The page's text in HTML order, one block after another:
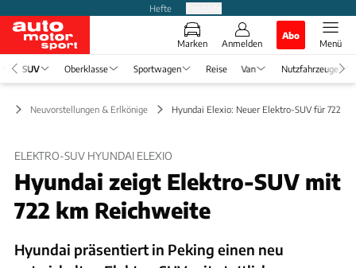
Hefte
Marken Anmelden
Abo
Menü
SUV Oberklasse Sportwagen Reise Van Nutzfahrzeuge
Neuvorstellungen & Erlkönige Hyundai Elexio: Neuer Elektro-SUV für 722
ELEKTRO-SUV HYUNDAI ELEXIO
Hyundai zeigt Elektro-SUV mit
722 km Reichweite
Hyundai präsentiert in Peking einen neu